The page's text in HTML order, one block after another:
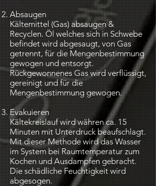
Absaugen
Kältemittel (Gas) absaugen &
Recyclen. Öl welches sich in Schwebe
befindet wird abgesaugt, von Gas
getrennt, für die Mengenbestimmung
gewogen und entsorgt.
Rückgewonnenes Gas wird verflüssigt,
gereinigt und für die
Mengenbestimmung gewogen.
Evakuieren
Kältekreislauf wird währen ca. 15
Minuten mit Unterdruck beaufschlagt.
Mit dieser Methode wird das Wasser
im System bei Raumtemperatur zum
Kochen und Ausdampfen gebracht.
Die schädliche Feuchtigkeit wird
abgesogen.